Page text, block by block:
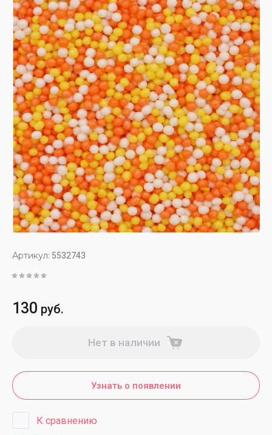
Артикул: 5532743
130 руб.
Нет в наличии
Узнать о появлении
К сравнению